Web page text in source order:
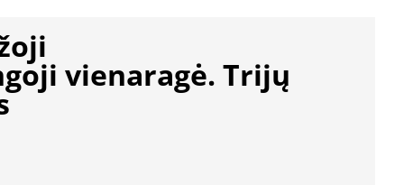
vienaragė. Trijų